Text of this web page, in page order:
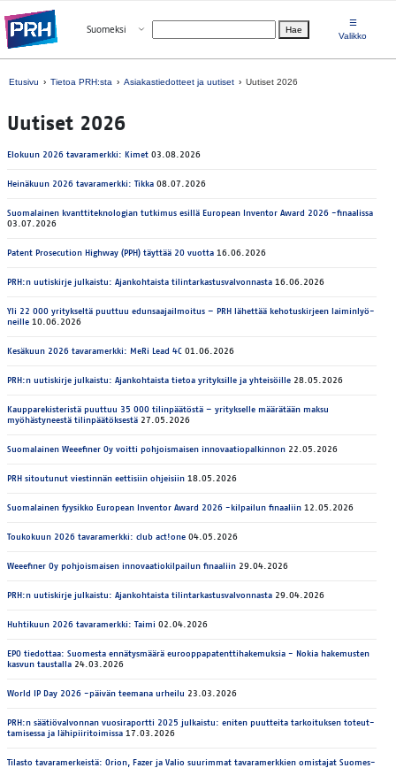
Valitse kieli
Suomeksi Avaa valikko Hae
☰
Valikko
Etusivu Tietoa PRH:sta Asiakastiedotteet ja uutiset Uutiset 2026
Uu­ti­set 2026
Elokuun 2026 ta­va­ra­merk­ki: Kimet 03.08.2026
Hei­nä­kuun 2026 ta­va­ra­merk­ki: Tik­ka 08.07.2026
Suomalainen kvanttiteknologian tutkimus esillä European Inventor Award 2026 -finaalissa
03.07.2026
Pa­tent Pro­secu­tion Highway (PPH) täyt­tää 20 vuot­ta 16.06.2026
PRH:n uu­tis­kir­je jul­kais­tu: Ajan­koh­tais­ta ti­lin­tar­kas­tus­val­von­nas­ta 16.06.2026
Yli 22 000 yri­tyk­sel­tä puut­tuu edun­saa­jail­moi­tus – PRH lä­het­tää ke­ho­tus­kir­jeen lai­min­lyö­
neil­le 10.06.2026
Kesäkuun 2026 ta­va­ra­merk­ki: MeRi Lead 4C 01.06.2026
PRH:n uu­tis­kir­je jul­kais­tu: Ajan­koh­tais­ta tie­toa yri­tyk­sil­le ja yh­tei­söil­le 28.05.2026
Kaupparekisteristä puuttuu 35 000 tilinpäätöstä – yritykselle määrätään maksu
myöhästyneestä tilinpäätöksestä 27.05.2026
Suo­ma­lai­nen Weee­fi­ner Oy voit­ti poh­jois­mai­sen in­no­vaa­tio­pal­kin­non 22.05.2026
PRH si­tou­tu­nut vies­tin­nän eet­ti­siin oh­jei­siin 18.05.2026
Suo­ma­lai­nen fyy­sik­ko Eu­ro­pean In­ven­tor Award 2026 -kil­pai­lun fi­naa­liin 12.05.2026
Toukokuun 2026 ta­va­ra­merk­ki: club act!one 04.05.2026
Weee­fi­ner Oy poh­jois­mai­sen in­no­vaa­tio­kil­pai­lun fi­naa­liin 29.04.2026
PRH:n uu­tis­kir­je jul­kais­tu: Ajan­koh­tais­ta ti­lin­tar­kas­tus­val­von­nas­ta 29.04.2026
Huhtikuun 2026 tavaramerkki: Taimi 02.04.2026
EPO tiedottaa: Suomesta ennätysmäärä eurooppapatenttihakemuksia - Nokia hakemusten
kasvun taustalla 24.03.2026
World IP Day 2026 -päi­vän tee­ma­na urheilu 23.03.2026
PRH:n sää­tiö­val­von­nan vuo­si­ra­port­ti 2025 jul­kais­tu: eni­ten puut­tei­ta tar­koi­tuk­sen to­teut­
ta­mi­ses­sa ja lä­hi­pii­ri­toi­mis­sa 17.03.2026
Ti­las­to ta­va­ra­mer­keis­tä: Orion, Fazer ja Va­lio suu­rim­mat ta­va­ra­merk­kien omis­ta­jat Suo­mes­